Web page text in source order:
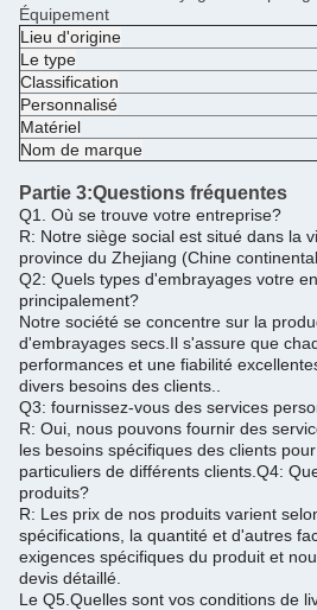
Équipement
Lieu d'origine
Le type
Classification
Personnalisé
Matériel
Nom de marque
Partie 3:Questions fréquentes
Q1. Où se trouve votre entreprise?
R: Notre siège social est situé dans la
province du Zhejiang (Chine
Q2: Quels types d'embrayages votre
principalement?
Notre société se concentre sur la
d'embrayages secs.Il s'assure que
performances et une fiabilité
divers besoins des clients..
Q3: fournissez-vous des services
R: Oui, nous pouvons fournir des
les besoins spécifiques des clients
particuliers de différents clients. Q4:
produits?
R: Les prix de nos produits varient
spécifications, la quantité et d'autres
exigences spécifiques du produit et
devis détaillé.
Le Q5. Quelles sont vos conditions de